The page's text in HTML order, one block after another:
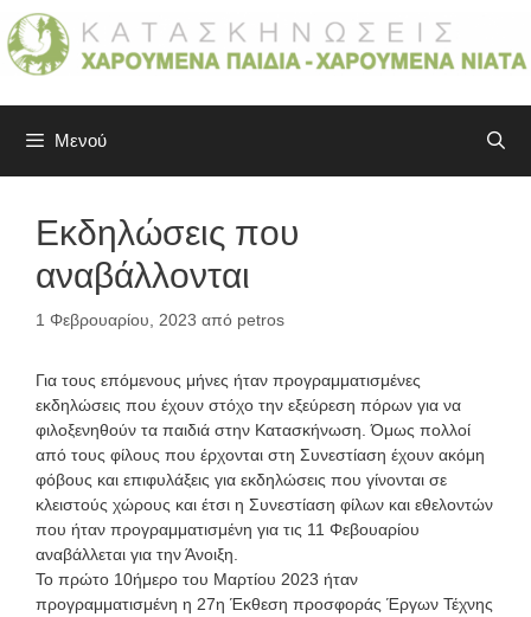
Μετάβαση
σε
περιεχόμενο
Μενού
Εκδηλώσεις που
αναβάλλονται
1 Φεβρουαρίου, 2023 από petros
Για τους επόμενους μήνες ήταν προγραμματισμένες
εκδηλώσεις που έχουν στόχο την εξεύρεση πόρων για να
φιλοξενηθούν τα παιδιά στην Κατασκήνωση. Όμως πολλοί
από τους φίλους που έρχονται στη Συνεστίαση έχουν ακόμη
φόβους και επιφυλάξεις για εκδηλώσεις που γίνονται σε
κλειστούς χώρους και έτσι η Συνεστίαση φίλων και εθελοντών
που ήταν προγραμματισμένη για τις 11 Φεβουαρίου
αναβάλλεται για την Άνοιξη.
Το πρώτο 10ήμερο του Μαρτίου 2023 ήταν
προγραμματισμένη η 27η Έκθεση προσφοράς Έργων Τέχνης